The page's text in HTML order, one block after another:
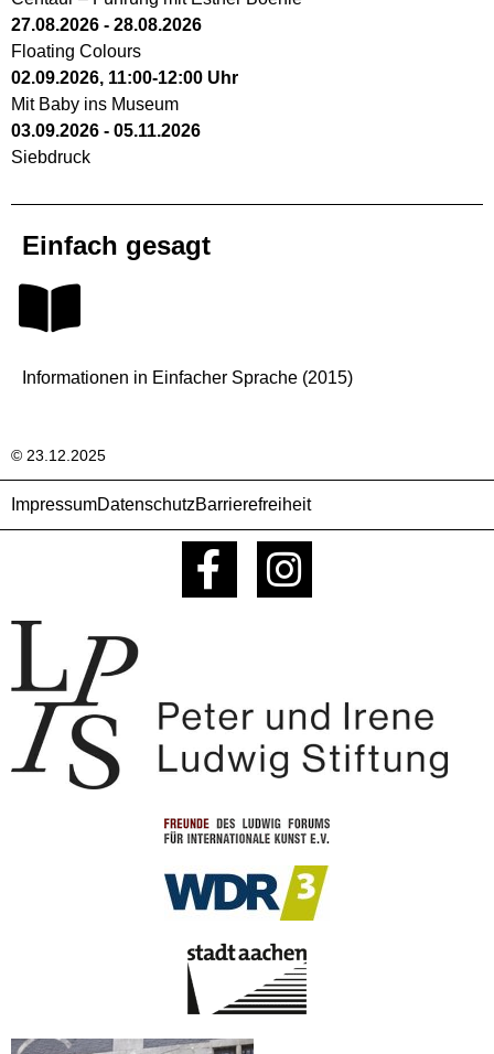
27.08.2026 - 28.08.2026
Floating Colours
02.09.2026, 11:00-12:00 Uhr
Mit Baby ins Museum
03.09.2026 - 05.11.2026
Siebdruck
Einfach gesagt
Informationen in Einfacher Sprache (2015)
© 23.12.2025
ImpressumDatenschutzBarrierefreiheit